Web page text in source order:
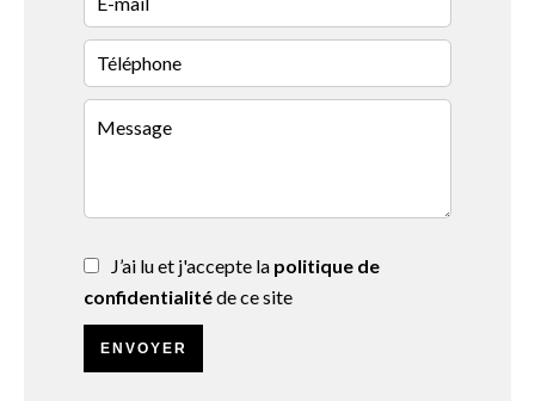
J’ai lu et j'accepte la politique de
confidentialitéde ce site
ENVOYER